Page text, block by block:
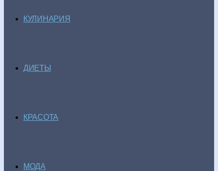
КУЛИНАРИЯ
ДИЕТЫ
КРАСОТА
МОДА